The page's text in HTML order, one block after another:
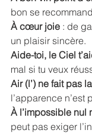
bon se
À cœur joie : de
un plaisir sincère.
Aide-toi, le Ciel
mal si tu veux
Air (l’) ne fait pas
l’apparence n’est
À l’impossible nul
peut pas exiger